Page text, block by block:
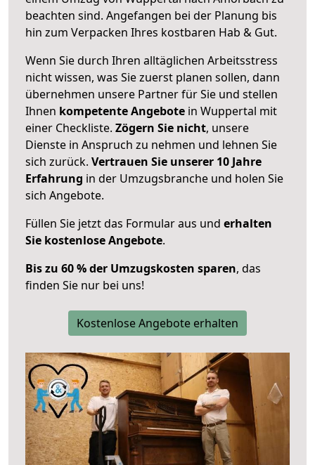
beachten sind. Angefangen bei der Planung bis
hin zum Verpacken Ihres kostbaren Hab & Gut.
Wenn Sie durch Ihren alltäglichen Arbeitsstress
nicht wissen, was Sie zuerst planen sollen, dann
übernehmen unsere Partner für Sie und stellen
Ihnen kompetente Angebote in Wuppertal mit
einer Checkliste. Zögern Sie nicht, unsere
Dienste in Anspruch zu nehmen und lehnen Sie
sich zurück. Vertrauen Sie unserer 10 Jahre
Erfahrung in der Umzugsbranche und holen Sie
sich Angebote.
Füllen Sie jetzt das Formular aus und erhalten
Sie kostenlose Angebote.
Bis zu 60 % der Umzugskosten sparen, das
finden Sie nur bei uns!
Kostenlose Angebote erhalten